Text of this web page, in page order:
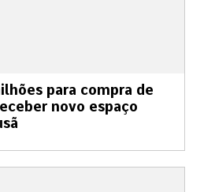
para compra de
novo espaço